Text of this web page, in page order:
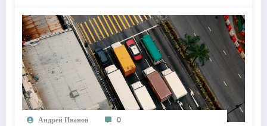
Андрей Иванов 0